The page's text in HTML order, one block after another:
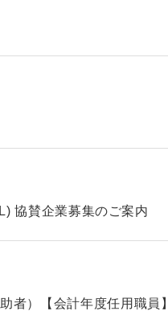
協賛企業募集のご案内
者）【会計年度任用職員】